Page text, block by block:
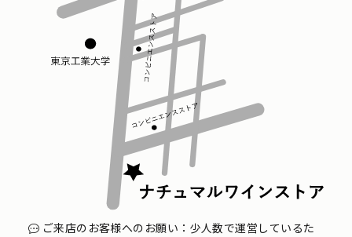
ご来店のお客様へのお願い：少人数で運営しているた